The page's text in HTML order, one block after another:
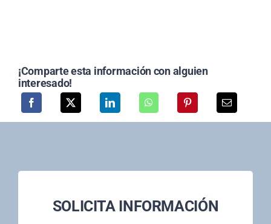
¡Comparte esta información con alguien
interesado!
SOLICITA INFORMACIÓN